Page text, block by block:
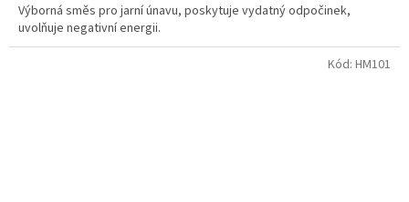
Výborná směs pro jarní únavu, poskytuje vydatný odpočinek,
uvolňuje negativní energii.
Kód: HM101